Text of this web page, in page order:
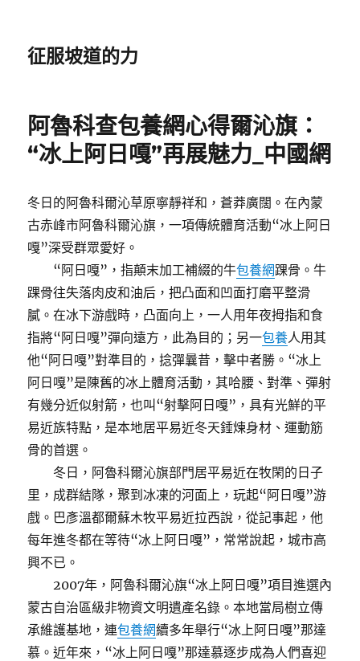
征服坡道的力
阿魯科查包養網心得爾沁旗：
“冰上阿日嘎”再展魅力_中國網
冬日的阿魯科爾沁草原寧靜祥和，蒼莽廣闊。在內蒙
古赤峰市阿魯科爾沁旗，一項傳統體育活動“冰上阿日
嘎”深受群眾愛好。
“阿日嘎”，指顛末加工補綴的牛包養網踝骨。牛
踝骨往失落肉皮和油后，把凸面和凹面打磨平整滑
膩。在冰下游戲時，凸面向上，一人用年夜拇指和食
指將“阿日嘎”彈向遠方，此為目的；另一包養人用其
他“阿日嘎”對準目的，捻彈曩昔，擊中者勝。“冰上
阿日嘎”是陳舊的冰上體育活動，其哈腰、對準、彈射
有幾分近似射箭，也叫“射擊阿日嘎”，具有光鮮的平
易近族特點，是本地居平易近冬天錘煉身材、運動筋
骨的首選。
冬日，阿魯科爾沁旗部門居平易近在牧閑的日子
里，成群結隊，聚到冰凍的河面上，玩起“阿日嘎”游
戲。巴彥溫都爾蘇木牧平易近拉西說，從記事起，他
每年進冬都在等待“冰上阿日嘎”，常常說起，城市高
興不已。
2007年，阿魯科爾沁旗“冰上阿日嘎”項目進選內
蒙古自治區級非物資文明遺產名錄。本地當局樹立傳
承維護基地，連包養網續多年舉行“冰上阿日嘎”那達
慕。近年來，“冰上阿日嘎”那達慕逐步成為人們喜迎